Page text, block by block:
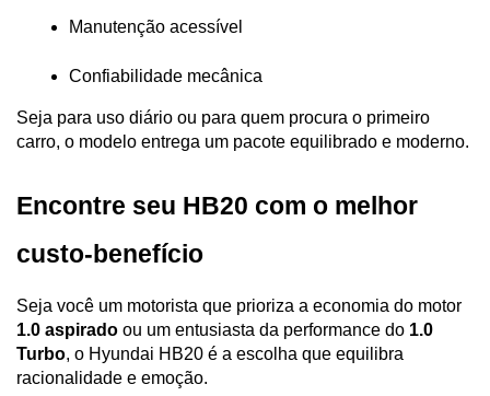
Manutenção acessível
Confiabilidade mecânica
Seja para uso diário ou para quem procura o primeiro
carro, o modelo entrega um pacote equilibrado e moderno.
Encontre seu HB20 com o melhor
custo-benefício
1.0 aspirado ou um entusiasta da performance do 1.0
Turbo, o Hyundai HB20 é a escolha que equilibra
racionalidade e emoção.